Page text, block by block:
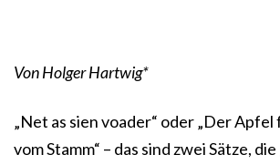
Von Holger Hartwig*
„Net as sien voader“ oder „Der
vom Stamm“ – das sind zwei Sätze,